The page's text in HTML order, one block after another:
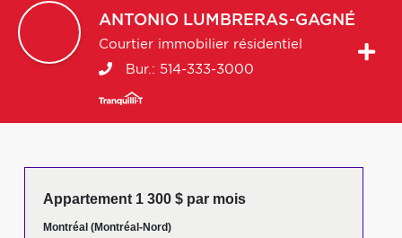
ANTONIO LUMBRERAS-GAGNÉ
Courtier immobilier résidentiel
Bur.: 514-333-3000
Appartement 1 300 $ par mois
Montréal (Montréal-Nord)